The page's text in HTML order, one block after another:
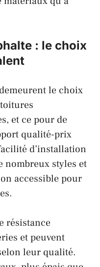
: le choix
le choix
et ce pour de
qualité-prix
d’installation
nombreux styles et
accessible pour
résistance
et peuvent
leur qualité.